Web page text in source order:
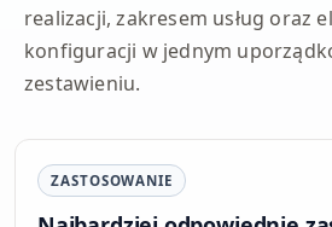
realizacji, zakresem usług oraz
konfiguracji w jednym
zestawieniu.
ZASTOSOWANIE